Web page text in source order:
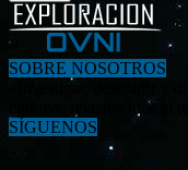
SOBRE NOSOTROS
«Investigar, descubrir y
enigmas relacionados al
SÍGUENOS